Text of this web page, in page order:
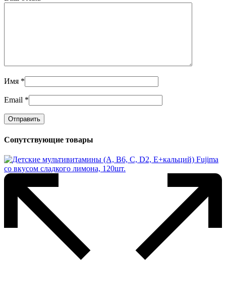
Имя *
Email *
Сопутствующие товары